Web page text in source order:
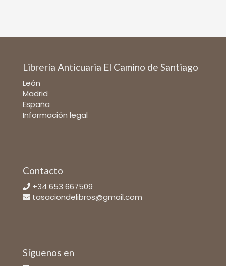
Librería Anticuaria El Camino de Santiago
León
Madrid
España
Información legal
Contacto
+34 653 667509
tasaciondelibros@gmail.com
Síguenos en